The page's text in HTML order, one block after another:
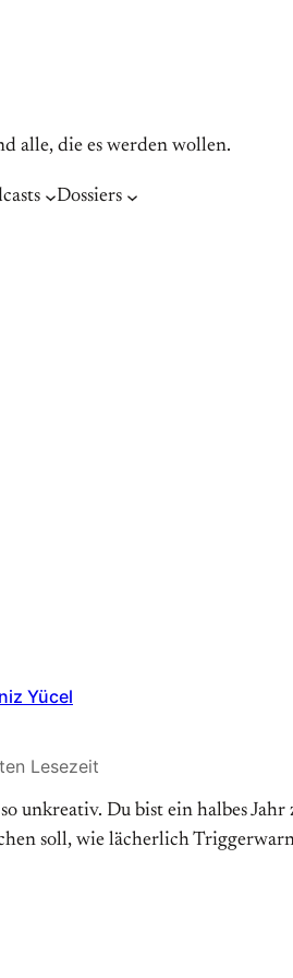
alle, die es werden wollen.
Dossiers
Yücel
Lesezeit
unkreativ. Du bist ein halbes
soll, wie lächerlich